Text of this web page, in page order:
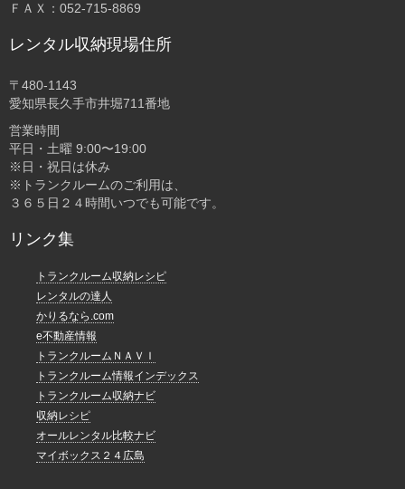
ＦＡＸ：052-715-8869
レンタル収納現場住所
〒480-1143
愛知県長久手市井堀711番地
営業時間
平日・土曜 9:00〜19:00
※日・祝日は休み
※トランクルームのご利用は、
３６５日２４時間いつでも可能です。
リンク集
トランクルーム収納レシピ
レンタルの達人
かりるなら.com
e不動産情報
トランクルームＮＡＶＩ
トランクルーム情報インデックス
トランクルーム収納ナビ
収納レシピ
オールレンタル比較ナビ
マイボックス２４広島